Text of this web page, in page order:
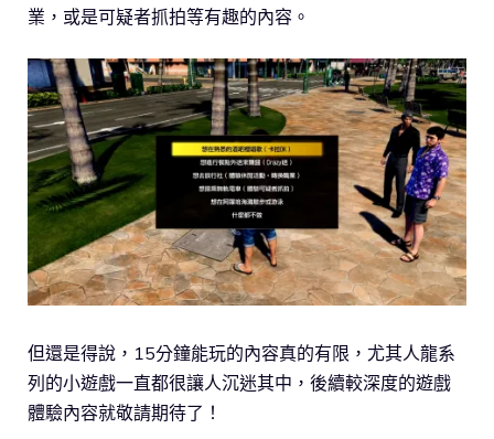
業，或是可疑者抓拍等有趣的內容。
但還是得說，15分鐘能玩的內容真的有限，尤其人龍系
列的小遊戲一直都很讓人沉迷其中，後續較深度的遊戲
體驗內容就敬請期待了！